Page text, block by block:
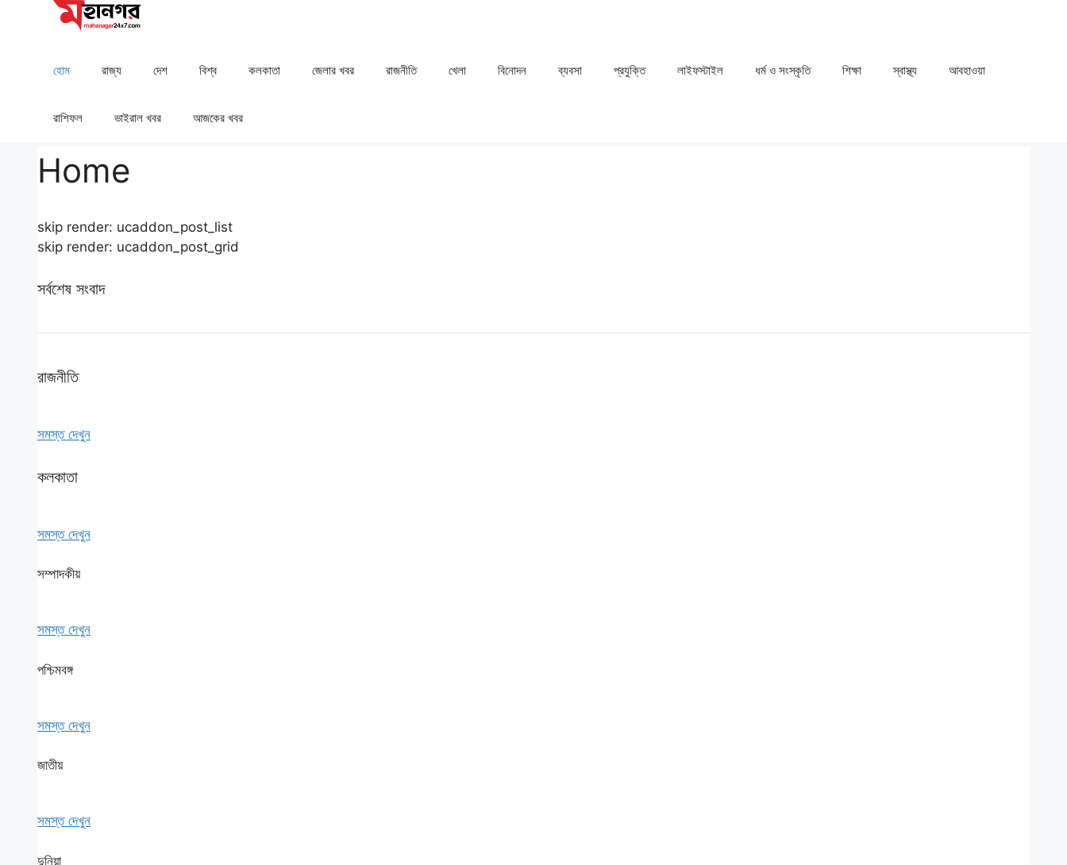
হোম রাজ্য দেশ ⁠বিশ্ব কলকাতা ⁠⁠জেলার খবর রাজনীতি খেলা ⁠বিনোদন ব্যবসা প্রযুক্তি লাইফস্টাইল ধর্ম ও সংস্কৃতি ⁠⁠শিক্ষা ⁠⁠স্বাস্থ্য ⁠⁠আবহাওয়া
রাশিফল ⁠⁠ভাইরাল খবর আজকের খবর
Home
skip render: ucaddon_post_list
skip render: ucaddon_post_grid
সর্বশেষ সংবাদ
রাজনীতি
সমস্ত দেখুন
কলকাতা
সমস্ত দেখুন
সম্পাদকীয়
সমস্ত দেখুন
পশ্চিমবঙ্গ
সমস্ত দেখুন
জাতীয়
সমস্ত দেখুন
দুনিয়া